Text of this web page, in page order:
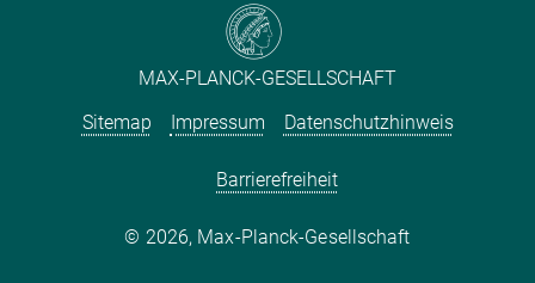
MAX-PLANCK-GESELLSCHAFT
Sitemap
Impressum Datenschutzhinweis
Barrierefreiheit
2026, Max-Planck-Gesellschaft